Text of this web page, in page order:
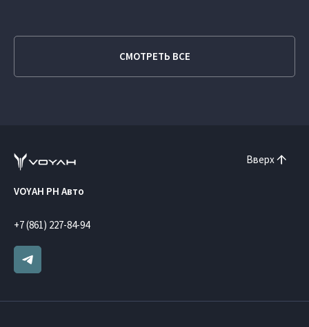
СМОТРЕТЬ ВСЕ
Вверх
VOYAH РН Авто
+7 (861) 227-84-94